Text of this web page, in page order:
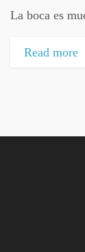
La boca es
Read more